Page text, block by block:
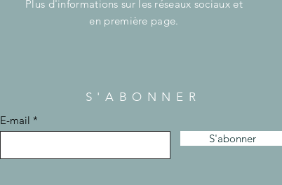
Plus d'informations sur les réseaux sociaux et
en première page.
S'ABONNER
E-mail
S'abonner